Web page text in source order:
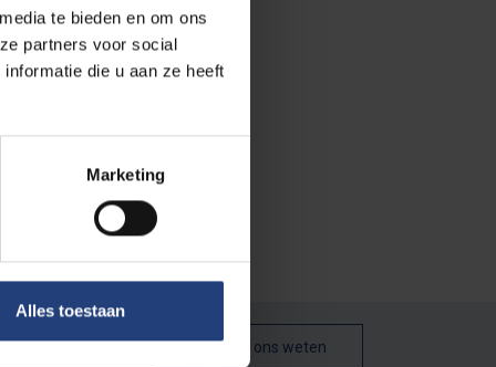
te bieden en om ons
partners voor social
die u aan ze heeft
Marketing
Alles toestaan
Je leest er
Laat het ons weten